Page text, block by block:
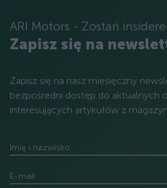
ARI Motors - Zostań
Zapisz się na
Zapisz się na nasz miesięczny
bezpośredni dostęp do aktualnych
interesujących artykułów z
Imię i nazwisko
E-mail